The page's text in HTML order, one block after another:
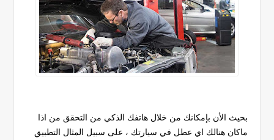
بحيث الأن بإمكانك من خلال هاتفك الذكي من التحقق من اذا
ماكان هنالك اي عطل في سيارتك ، على سبيل المثال التطبيق